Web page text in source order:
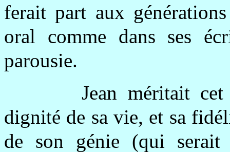
ferait part aux
oral comme dans ses
parousie.
Jean méritait
dignité de sa vie, et sa
de son génie (qui